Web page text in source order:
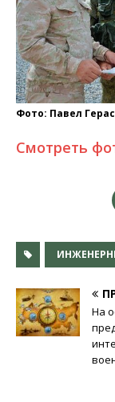
Фото: Павел
Смотреть
На